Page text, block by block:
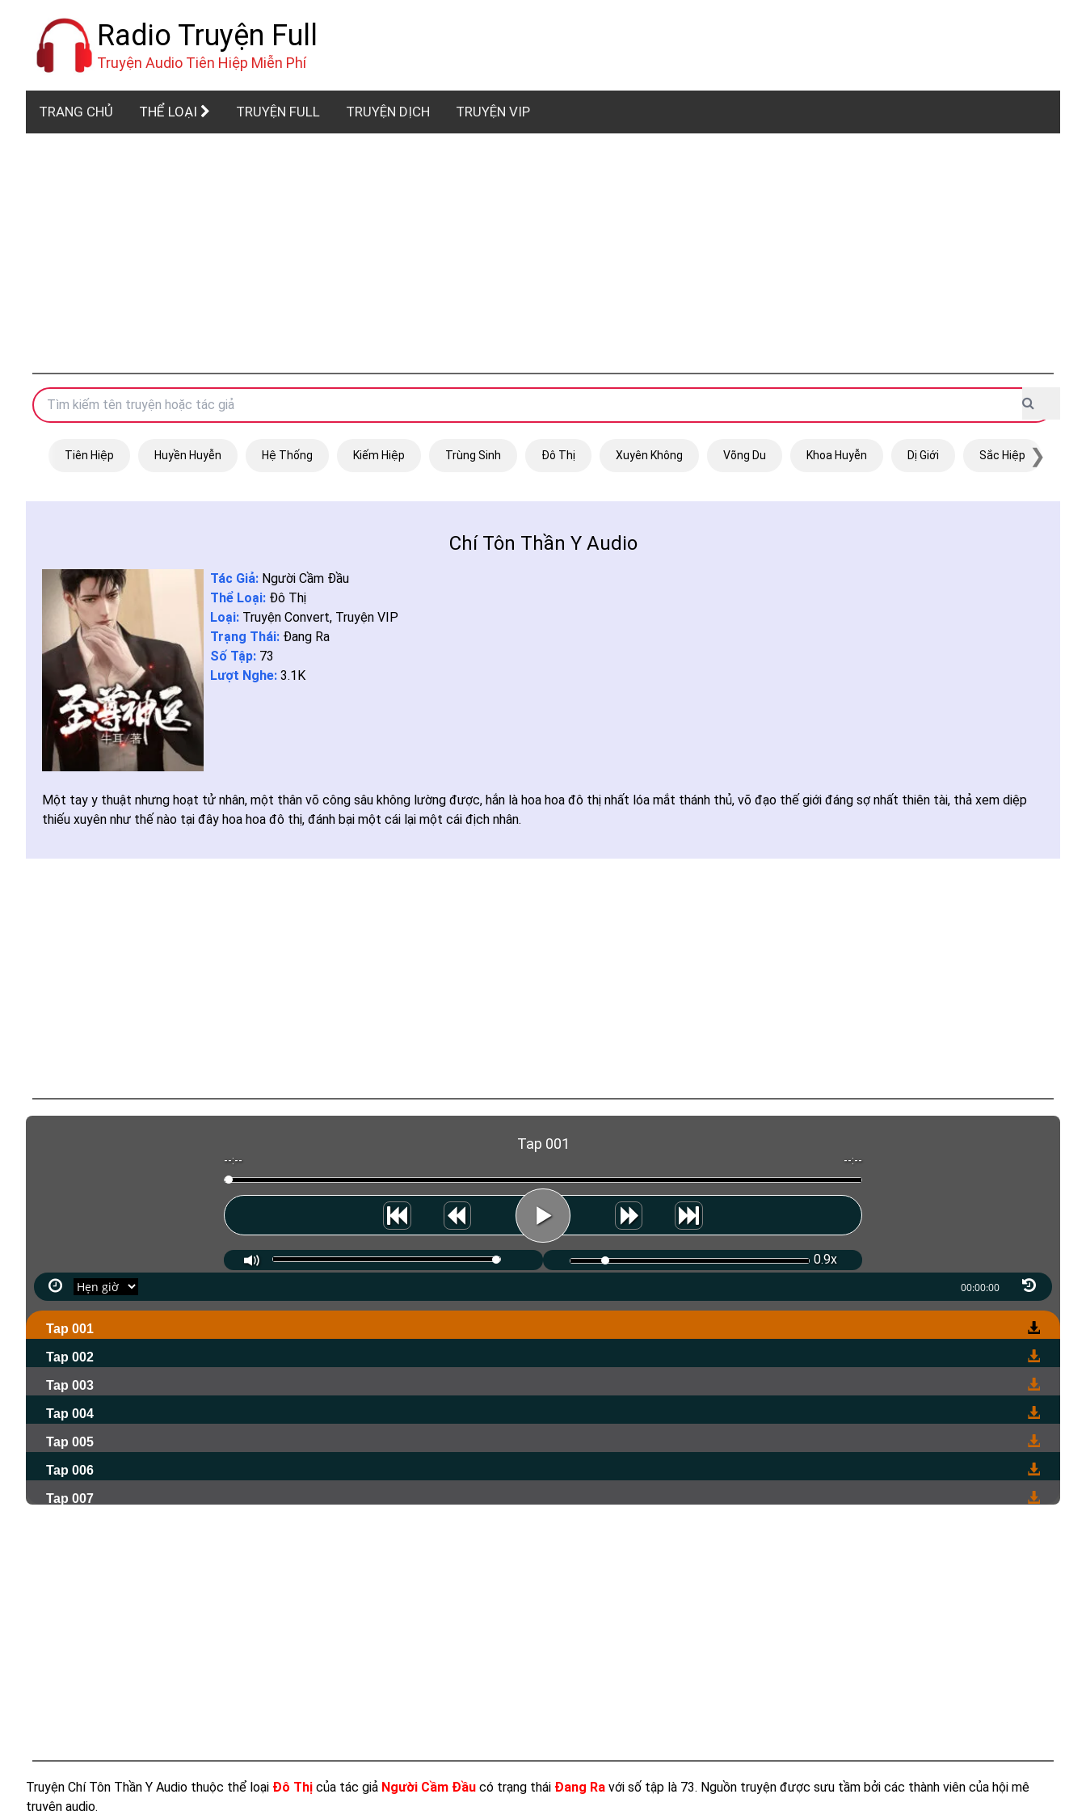
Radio Truyện Full
Truyện Audio Tiên Hiệp Miễn Phí
TRANG CHỦ THỂ LOẠI TRUYỆN FULL TRUYỆN DỊCH TRUYỆN VIP
Tiên Hiệp Huyền Huyễn Hệ Thống Kiếm Hiệp Trùng Sinh Đô Thị Xuyên Không Võng Du Khoa Huyễn Dị Giới Sắc Hiệp ❯
Chí Tôn Thần Y Audio
Tác Giả: Người Cầm Đầu
Thể Loại: Đô Thị
Loại: Truyện Convert, Truyện VIP
Trạng Thái: Đang Ra
Số Tập: 73
Lượt Nghe: 3.1K
Một tay y thuật nhưng hoạt tử nhân, một thân võ công sâu không lường được, hắn là hoa hoa đô thị nhất lóa mắt thánh thủ, võ đạo thế giới đáng sợ nhất thiên tài, thả xem diệp
thiếu xuyên như thế nào tại đây hoa hoa đô thị, đánh bại một cái lại một cái địch nhân.
Tap 001
--:-- --:--
0.9x
Tap 001
Tap 002
Tap 003
Tap 004
Tap 005
Tap 006
Tap 007
Tap 017
Truyện Chí Tôn Thần Y Audio thuộc thể loại Đô Thị của tác giả Người Cầm Đầu có trạng thái Đang Ra với số tập là 73. Nguồn truyện được sưu tầm bởi các thành viên của hội mê
truyện audio.